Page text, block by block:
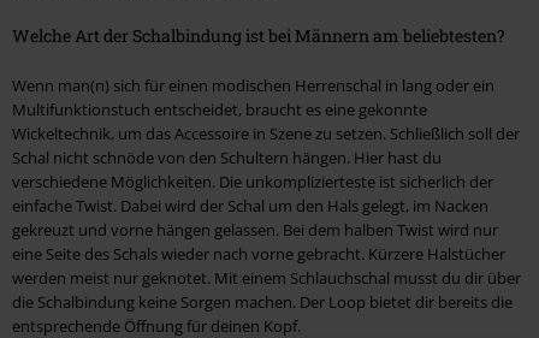
Welche Art der Schalbindung ist bei Männern am beliebtesten?
Wenn man(n) sich für einen modischen Herrenschal in lang oder ein
Multifunktionstuch entscheidet, braucht es eine gekonnte
Wickeltechnik, um das Accessoire in Szene zu setzen. Schließlich soll der
Schal nicht schnöde von den Schultern hängen. Hier hast du
verschiedene Möglichkeiten. Die unkomplizierteste ist sicherlich der
einfache Twist. Dabei wird der Schal um den Hals gelegt, im Nacken
gekreuzt und vorne hängen gelassen. Bei dem halben Twist wird nur
eine Seite des Schals wieder nach vorne gebracht. Kürzere Halstücher
werden meist nur geknotet. Mit einem Schlauchschal musst du dir über
die Schalbindung keine Sorgen machen. Der Loop bietet dir bereits die
entsprechende Öffnung für deinen Kopf.